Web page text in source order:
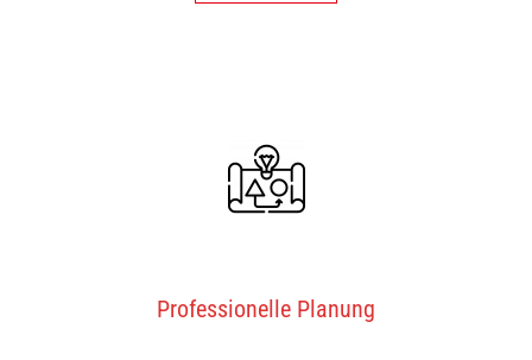
Professionelle Planung